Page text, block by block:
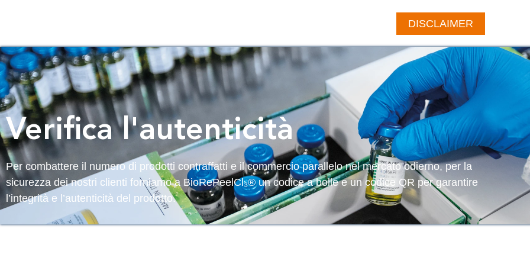
Academy
DISCLAIMER
Autenticità
Verifica l'autenticità
Per combattere il numero di prodotti contraffatti e il commercio parallelo nel mercato odierno, per la
sicurezza dei nostri clienti forniamo a BioRePeelCl₃® un codice a bolle e un codice QR per garantire
l’integrità e l’autenticità del prodotto.